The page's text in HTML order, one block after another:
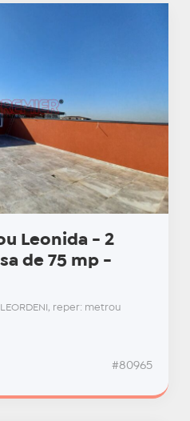
Leonida - 2
de 75 mp -
reper: metrou
#80965